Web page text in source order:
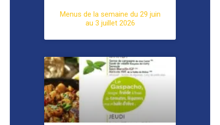
Menus de la semaine du 29 juin
au 3 juillet 2026